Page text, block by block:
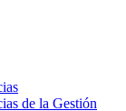
de la Gestión